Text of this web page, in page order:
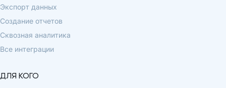
Экспорт данных
Создание отчетов
Сквозная аналитика
Все интеграции
ДЛЯ КОГО